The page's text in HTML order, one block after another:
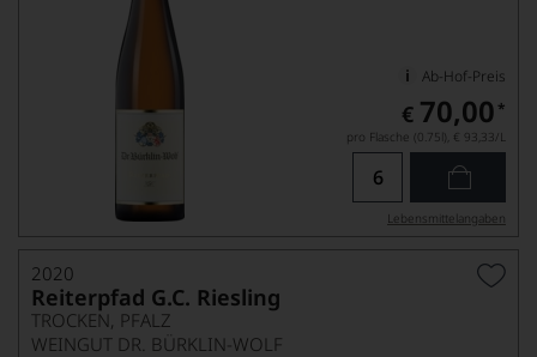
Ab-Hof-Preis
€ 70,00 *
pro Flasche (0.75l), € 93,33/L
Lebensmittel­angaben
2020
Reiterpfad G.C. Riesling
TROCKEN, PFALZ
WEINGUT DR. BÜRKLIN-WOLF